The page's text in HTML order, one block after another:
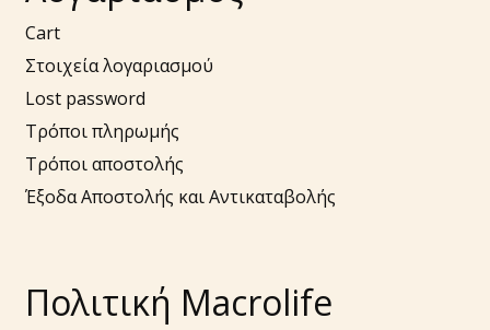
Cart
Στοιχεία λογαριασμού
Lost password
Τρόποι πληρωμής
Τρόποι αποστολής
Έξοδα Αποστολής και Αντικαταβολής
Πολιτική Macrolife